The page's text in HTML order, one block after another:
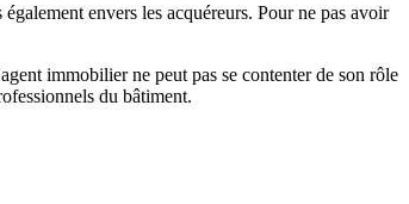
envers les acquéreurs. Pour ne pas avoir
immobilier ne peut pas se contenter de son rôle
du bâtiment.